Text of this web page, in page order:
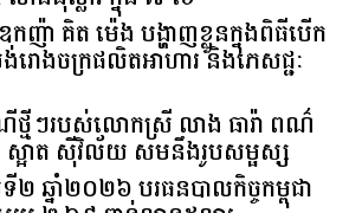
ញ៉ា គិត ម៉េង បង្ហាញខ្លួនក្នុងពិធីបើក
ង់រោងចក្រផលិតអាហារ និងភេសជ្ជៈ
មីៗរបស់លោកស្រី លាង ធារ៉ា ពណ៌
អាត ​ស៊ីវិល័យ សមនឹងរូបសម្ផស្ស
ឆ្នាំ​២០២៦​ បរធន​បាលកិច្ច​កម្ពុជា​